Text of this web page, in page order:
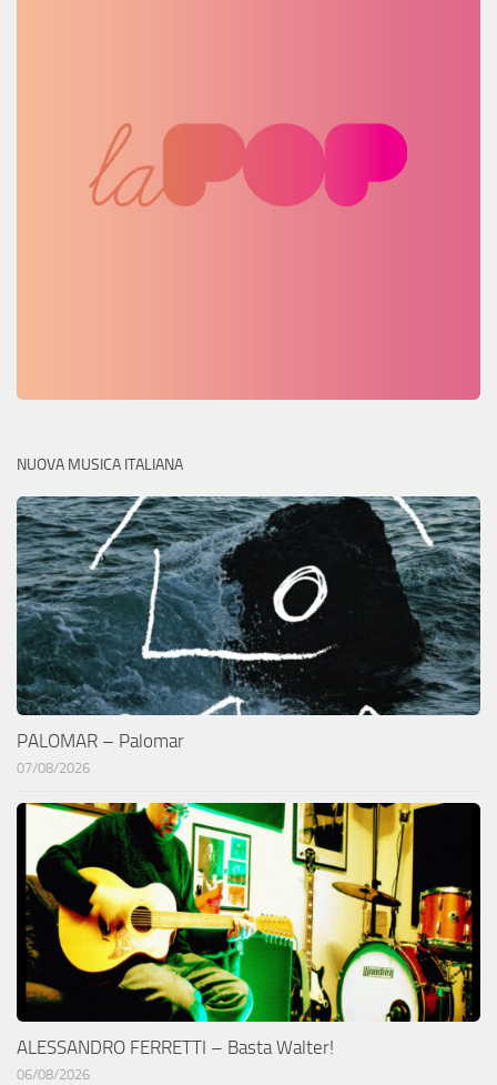
NUOVA MUSICA ITALIANA
PALOMAR – Palomar
07/08/2026
ALESSANDRO FERRETTI – Basta Walter!
06/08/2026